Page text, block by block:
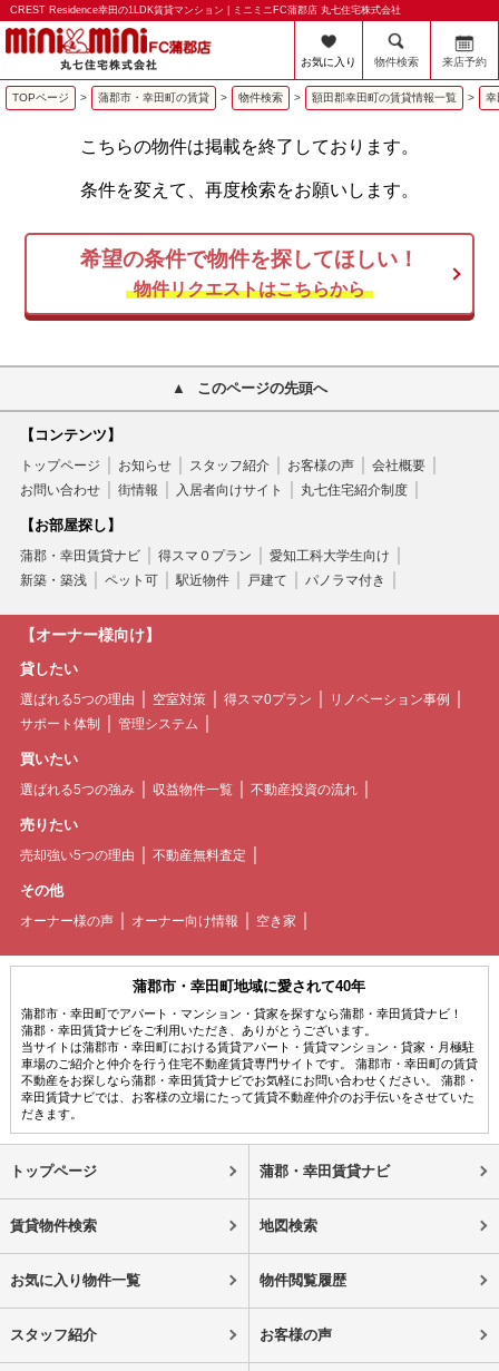
CREST Residence幸田の1LDK賃貸マンション | ミニミニFC蒲郡店 丸七住宅株式会社
お気に入り 物件検索 来店予約
TOPページ > 蒲郡市・幸田町の賃貸 > 物件検索 > 額田郡幸田町の賃貸情報一覧 > 幸
こちらの物件は掲載を終了しております。
条件を変えて、再度検索をお願いします。
希望の条件で物件を探してほしい！
物件リクエストはこちらから
このページの先頭へ
【コンテンツ】
トップページ お知らせ スタッフ紹介 お客様の声
会社概要
お問い合わせ
街情報 入居者向けサイト 丸七住宅紹介制度
【お部屋探し】
蒲郡・幸田賃貸ナビ 得スマ０プラン
愛知工科大学生向け
新築・築浅
ペット可 駅近物件 戸建て パノラマ付き
【オーナー様向け】
貸したい
選ばれる5つの理由 空室対策 得スマ0プラン
リノベーション事例
サポート体制
管理システム
買いたい
選ばれる5つの強み 収益物件一覧 不動産投資の流れ
売りたい
売却強い5つの理由 不動産無料査定
その他
オーナー様の声 オーナー向け情報 空き家
蒲郡市・幸田町地域に愛されて40年
蒲郡市・幸田町でアパート・マンション・貸家を探すなら蒲郡・幸田賃貸ナビ！
蒲郡・幸田賃貸ナビをご利用いただき、ありがとうございます。
当サイトは蒲郡市・幸田町における賃貸アパート・賃貸マンション・貸家・月極駐
車場のご紹介と仲介を行う住宅不動産賃貸専門サイトです。 蒲郡市・幸田町の賃貸
不動産をお探しなら蒲郡・幸田賃貸ナビでお気軽にお問い合わせください。 蒲郡・
幸田賃貸ナビでは、お客様の立場にたって賃貸不動産仲介のお手伝いをさせていた
だきます。
トップページ 蒲郡・幸田賃貸ナビ
賃貸物件検索 地図検索
お気に入り物件一覧 物件閲覧履歴
スタッフ紹介 お客様の声